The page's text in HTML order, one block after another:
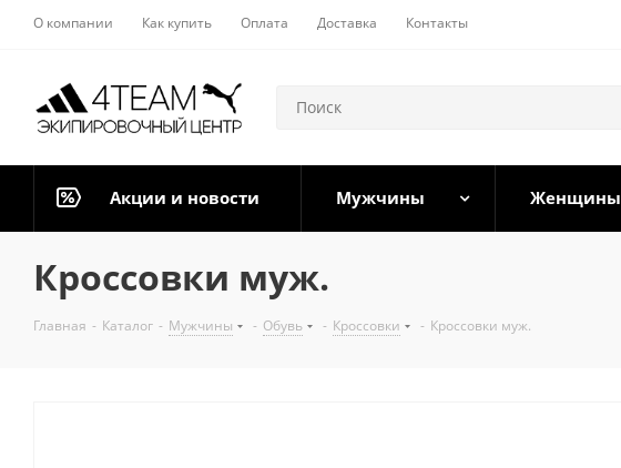
О компании Как купить Оплата Доставка Контакты
Акции и новости Мужчины Женщины
Кроссовки муж.
Главная - Каталог - Мужчины - Обувь - Кроссовки - Кроссовки муж.